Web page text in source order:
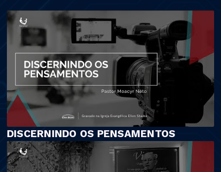
DISCERNINDO OS PENSAMENTOS